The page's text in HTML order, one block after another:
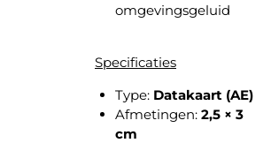
omgevingsgeluid
Specificaties
Type: Datakaart (AE)
Afmetingen: 2,5 × 3
cm